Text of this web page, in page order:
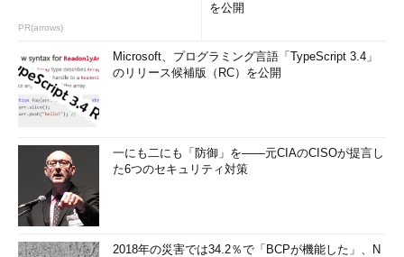
PR(arrows)
を公開
Microsoft、プログラミング言語「TypeScript 3.4」
のリリース候補版（RC）を公開
一にも二にも「防御」を――元CIAのCISOが提言し
た6つのセキュリティ対策
2018年の災害では34.2％で「BCPが機能した」、N